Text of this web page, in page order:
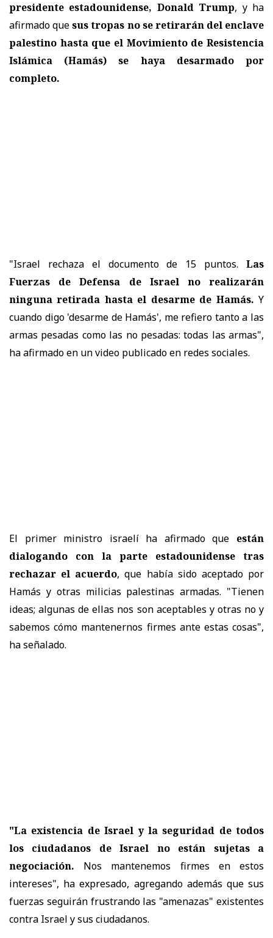
presidente estadounidense, Donald Trump, y ha
afirmado quesus tropas no se retirarán del enclave
palestino hasta que el Movimiento de Resistencia
Islámica (Hamás) se haya desarmado por
completo.
"Israel rechaza el documento de 15 puntos. Las
Fuerzas de Defensa de Israel no realizarán
ninguna retirada hasta el desarme de Hamás. Y
cuando digo 'desarme de Hamás', me refiero tanto a las
armas pesadas como las no pesadas: todas las armas",
ha afirmado en un video publicado en redes sociales.
El primer ministro israelí ha afirmado que están
dialogando con la parte estadounidense tras
rechazar el acuerdo, que había sido aceptado por
Hamás y otras milicias palestinas armadas. "Tienen
ideas; algunas de ellas nos son aceptables y otras no y
sabemos cómo mantenernos firmes ante estas cosas",
ha señalado.
"La existencia de Israel y la seguridad de todos
los ciudadanos de Israel no están sujetas a
negociación. Nos mantenemos firmes en estos
intereses", ha expresado, agregando además que sus
fuerzas seguirán frustrando las "amenazas" existentes
contra Israel y sus ciudadanos.